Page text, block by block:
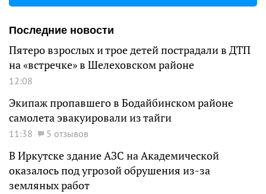
Последние новости
Пятеро взрослых и трое детей пострадали в ДТП
на «встречке» в Шелеховском районе
12:08
Экипаж пропавшего в Бодайбинском районе
самолета эвакуировали из тайги
11:38 5 отзывов
В Иркутске здание АЗС на Академической
оказалось под угрозой обрушения из-за
земляных работ